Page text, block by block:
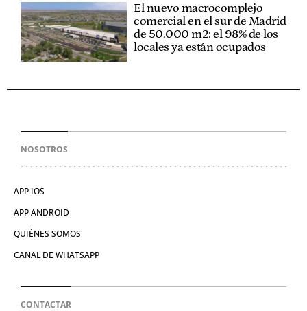
El nuevo macrocomplejo
comercial en el sur de Madrid
de 50.000 m2: el 98% de los
locales ya están ocupados
NOSOTROS
APP IOS
APP ANDROID
QUIÉNES SOMOS
CANAL DE WHATSAPP
CONTACTAR